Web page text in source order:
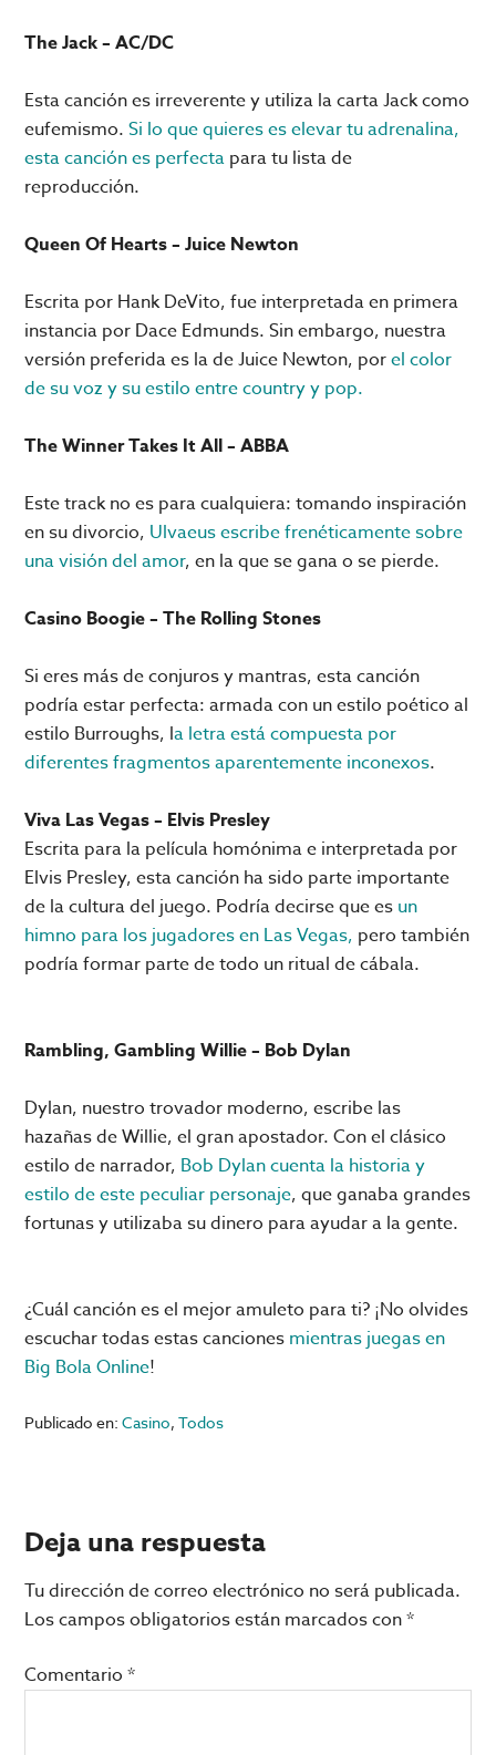
The Jack – AC/DC
Esta canción es irreverente y utiliza la carta Jack como
eufemismo.Si lo que quieres es elevar tu adrenalina,
esta canción es perfecta para tu lista de
reproducción.
Queen Of Hearts – Juice Newton
Escrita por Hank DeVito, fue interpretada en primera
instancia por Dace Edmunds. Sin embargo, nuestra
versión preferida es la de Juice Newton, porel color
de su voz y su estilo entre country y pop.
The Winner Takes It All – ABBA
Este track no es para cualquiera: tomando inspiración
en su divorcio, Ulvaeus escribe frenéticamente sobre
una visión del amor, en la que se gana o se pierde.
Casino Boogie – The Rolling Stones
Si eres más de conjuros y mantras, esta canción
podría estar perfecta: armada con un estilo poético al
estilo Burroughs, la letra está compuesta por
diferentes fragmentos aparentemente inconexos.
Viva Las Vegas – Elvis Presley
Escrita para la película homónima e interpretada por
Elvis Presley, esta canción ha sido parte importante
de la cultura del juego. Podría decirse que es un
himno para los jugadores en Las Vegas, pero también
podría formar parte de todo un ritual de cábala.
Rambling, Gambling Willie – Bob Dylan
Dylan, nuestro trovador moderno, escribe las
hazañas de Willie, el gran apostador. Con el clásico
estilo de narrador, Bob Dylan cuenta la historia y
estilo de este peculiar personaje, que ganaba grandes
fortunas y utilizaba su dinero para ayudar a la gente.
¿Cuál canción es el mejor amuleto para ti? ¡No olvides
escuchar todas estas canciones mientras juegas en
Big Bola Online!
Publicado en:Casino,Todos
Interacciones
con
los
lectores
Deja una respuesta
Tu dirección de correo electrónico no será publicada.
Los campos obligatorios están marcados con*
Comentario*